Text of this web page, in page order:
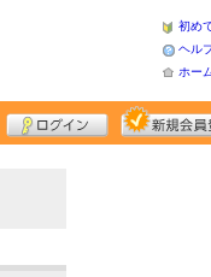
初め
ヘル
ホー